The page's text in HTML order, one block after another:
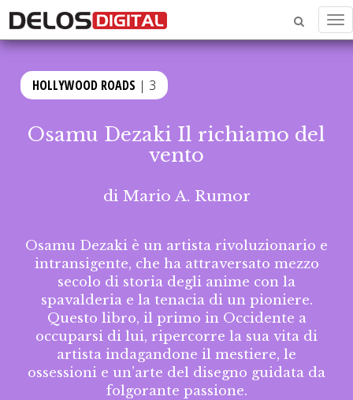
HOLLYWOOD ROADS | 3
Osamu Dezaki Il richiamo del
vento
di Mario A. Rumor
Osamu Dezaki è un artista rivoluzionario e
intransigente, che ha attraversato mezzo
secolo di storia degli anime con la
spavalderia e la tenacia di un pioniere.
Questo libro, il primo in Occidente a
occuparsi di lui, ripercorre la sua vita di
artista indagandone il mestiere, le
ossessioni e un’arte del disegno guidata da
folgorante passione.